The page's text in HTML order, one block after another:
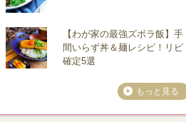
【わが家の最強ズボラ飯】手
間いらず丼＆麺レシピ！リピ
確定5選
もっと見る